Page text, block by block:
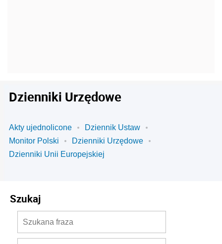
Dzienniki Urzędowe
Akty ujednolicone
Dziennik Ustaw
Monitor Polski
Dzienniki Urzędowe
Dzienniki Unii Europejskiej
Szukaj